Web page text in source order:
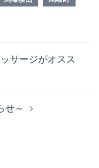
サージがオスス
せ～